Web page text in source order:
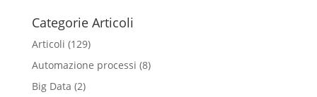
Categorie Articoli
Articoli (129)
Automazione processi (8)
Big Data (2)